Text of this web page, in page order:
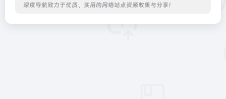
深度导航致力于优质、实用的网络站点资源收集与分享！